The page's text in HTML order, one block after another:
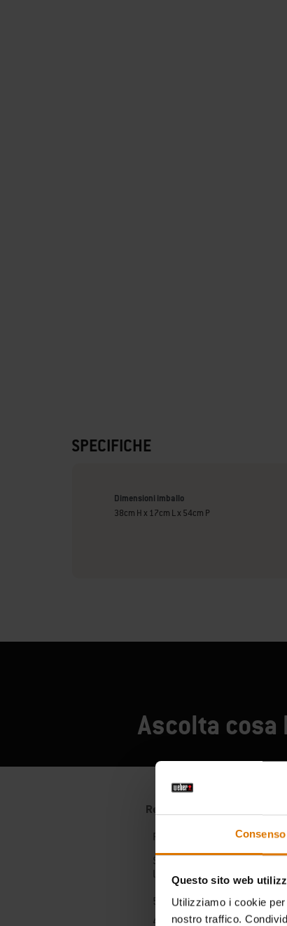
Consenso
Questo sito web
Utilizziamo i cookie
nostro traffico.
SPECIFICHE
Dimensioni imballo
38cm H x 17cm L x 54cm P
Ascolta